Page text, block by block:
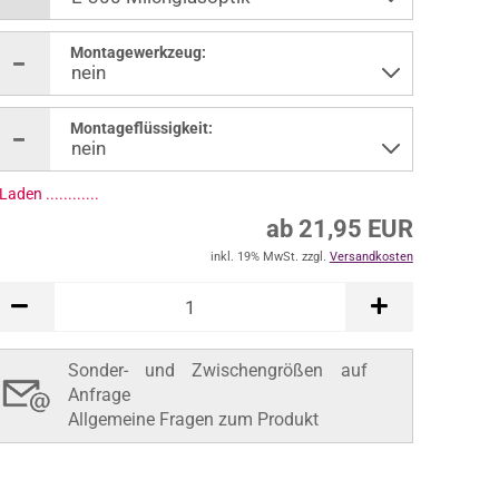
Montagewerkzeug:
Montageflüssigkeit:
..............
ab 21,95 EUR
inkl. 19% MwSt. zzgl. Versandkosten
Sonder- und Zwischengrößen auf
Anfrage
Allgemeine Fragen zum Produkt